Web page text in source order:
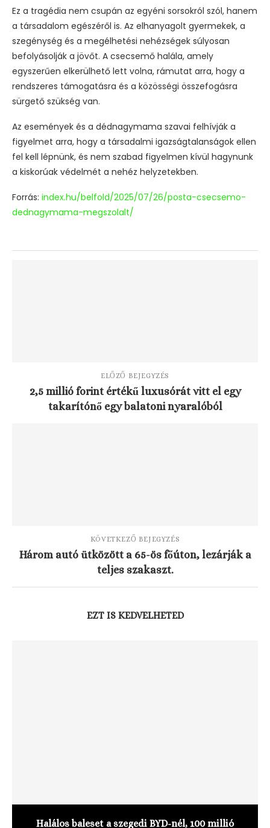
Ez a tragédia nem csupán az egyéni sorsokról szól, hanem
a társadalom egészéről is. Az elhanyagolt gyermekek, a
szegénység és a megélhetési nehézségek súlyosan
befolyásolják a jövőt. A csecsemő halála, amely
egyszerűen elkerülhető lett volna, rámutat arra, hogy a
rendszeres támogatásra és a közösségi összefogásra
sürgető szükség van.
Az események és a dédnagymama szavai felhívják a
figyelmet arra, hogy a társadalmi igazságtalanságok ellen
fel kell lépnünk, és nem szabad figyelmen kívül hagynunk
a kiskorúak védelmét a nehéz helyzetekben.
Forrás: index.hu/belfold/2025/07/26/posta-csecsemo-
dednagymama-megszolalt/
ELŐZŐ BEJEGYZÉS
2,5 millió forint értékű luxusórát vitt el egy
takarítónő egy balatoni nyaralóból
KÖVETKEZŐ BEJEGYZÉS
Három autó ütközött a 65-ös főúton, lezárják a
teljes szakaszt.
EZT IS KEDVELHETED
Halálos baleset a szegedi BYD-nél, 100 millió